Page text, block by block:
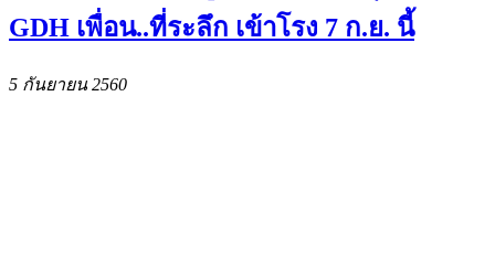
GDH เพื่อน..ที่ระลึก เข้าโรง 7 ก.ย. นี้
5 กันยายน 2560